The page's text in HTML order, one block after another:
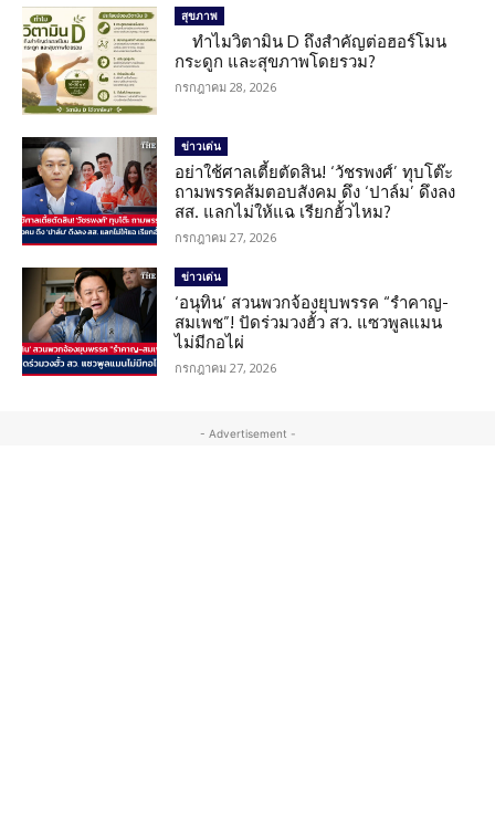
สุขภาพ
ทำไมวิตามิน D ถึงสำคัญต่อฮอร์โมน
กระดูก และสุขภาพโดยรวม?
กรกฎาคม 28, 2026
ข่าวเด่น
อย่าใช้ศาลเตี้ยตัดสิน! ‘วัชรพงศ์’ ทุบโต๊ะ
ถามพรรคส้มตอบสังคม ดึง ‘ปาล์ม’ ดึงลง
สส. แลกไม่ให้แฉ เรียกฮั้วไหม?
กรกฎาคม 27, 2026
ข่าวเด่น
‘อนุทิน’ สวนพวกจ้องยุบพรรค “รำคาญ-
สมเพช”! ปัดร่วมวงฮั้ว สว. แซวพูลแมน
ไม่มีกอไผ่
กรกฎาคม 27, 2026
- Advertisement -